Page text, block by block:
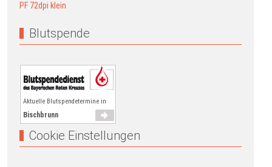
Blutspende
Aktuelle Blutspendetermine in
Bischbrunn
Cookie Einstellungen